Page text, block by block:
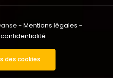
-Mentions légales -
des cookies